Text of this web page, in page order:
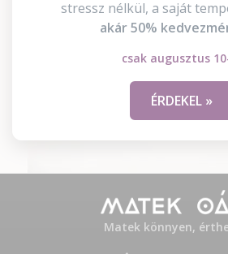
stressz nélkül, a saját
akár 50%
csak augusztus
ÉRDEKEL »
Matek könnyen,